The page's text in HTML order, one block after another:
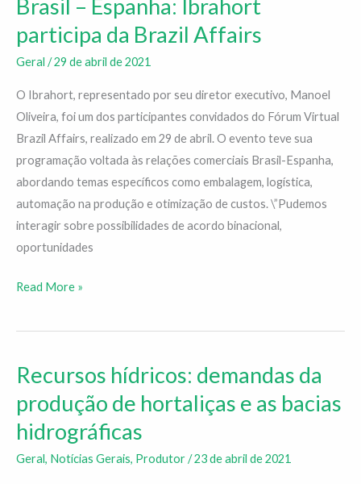
Brasil – Espanha: Ibrahort
participa da Brazil Affairs
Geral /29 de abril de 2021
O Ibrahort, representado por seu diretor executivo, Manoel
Oliveira, foi um dos participantes convidados do Fórum Virtual
Brazil Affairs, realizado em 29 de abril. O evento teve sua
programação voltada às relações comerciais Brasil-Espanha,
abordando temas específicos como embalagem, logística,
automação na produção e otimização de custos. \”Pudemos
interagir sobre possibilidades de acordo binacional,
oportunidades
Espanha:
Ibrahort
participa
da
Brazil
Read More »
Recursos hídricos: demandas da
produção de hortaliças e as bacias
hidrográficas
Geral, Notícias Gerais, Produtor/23 de abril de 2021
Recursos
hídricos:
demandas
da
produção